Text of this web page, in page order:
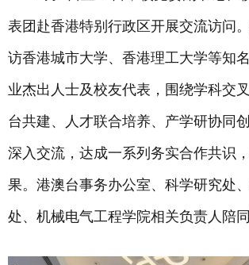
表团赴香港特别行政区开展交流访问
访香港城市大学、香港理工大学等知
业杰出人士及校友代表，围绕学科交
台共建、人才联合培养、产学研协同
深入交流，达成一系列务实合作共识
果。港澳台事务办公室、科学研究处
处、机械电气工程学院相关负责人陪同